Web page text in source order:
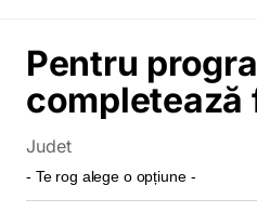
Pentru
completează
Judet